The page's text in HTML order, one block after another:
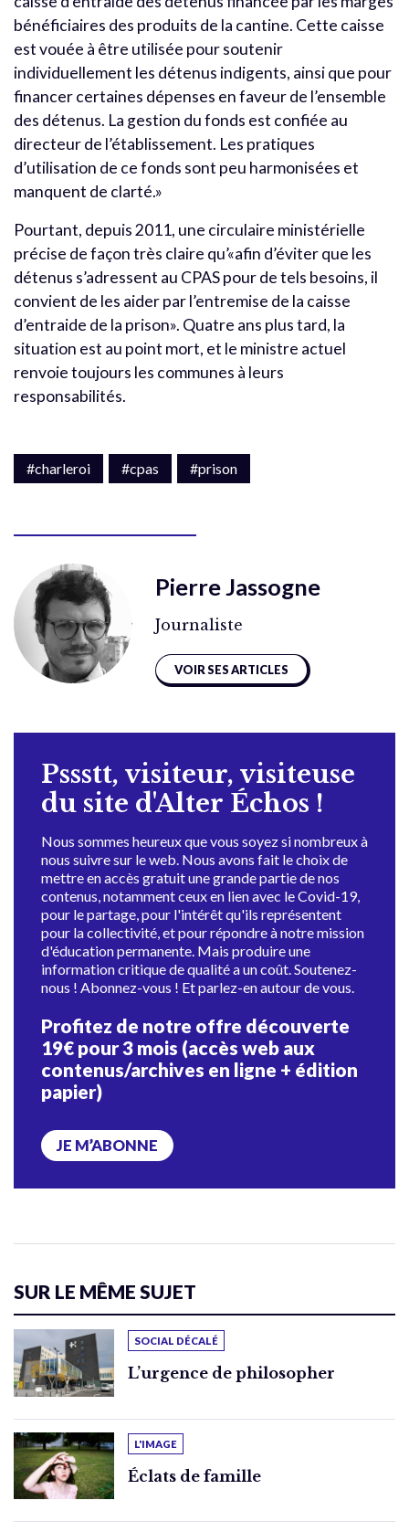
bénéficiaires des produits de la cantine. Cette caisse
est vouée à être utilisée pour soutenir
individuellement les détenus indigents, ainsi que pour
financer certaines dépenses en faveur de l’ensemble
des détenus. La gestion du fonds est confiée au
directeur de l’établissement. Les pratiques
d’utilisation de ce fonds sont peu harmonisées et
manquent de clarté.»
Pourtant, depuis 2011, une circulaire ministérielle
précise de façon très claire qu’«afin d’éviter que les
détenus s’adressent au CPAS pour de tels besoins, il
convient de les aider par l’entremise de la caisse
d’entraide de la prison». Quatre ans plus tard, la
situation est au point mort, et le ministre actuel
renvoie toujours les communes à leurs
responsabilités.
#charleroi #cpas #prison
Pierre Jassogne
Journaliste
VOIR SES ARTICLES
Pssstt, visiteur, visiteuse
du site d'Alter Échos !
Nous sommes heureux que vous soyez si nombreux à
nous suivre sur le web. Nous avons fait le choix de
mettre en accès gratuit une grande partie de nos
contenus, notamment ceux en lien avec le Covid-19,
pour le partage, pour l'intérêt qu'ils représentent
pour la collectivité, et pour répondre à notre mission
d'éducation permanente. Mais produire une
information critique de qualité a un coût. Soutenez-
nous ! Abonnez-vous ! Et parlez-en autour de vous.
Profitez de notre offre découverte
19€ pour 3 mois (accès web aux
contenus/archives en ligne + édition
papier)
JE M’ABONNE
SUR LE MÊME SUJET
SOCIAL DÉCALÉ
L’urgence de philosopher
L'IMAGE
Éclats de famille